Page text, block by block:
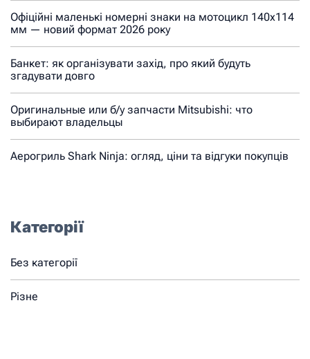
Офіційні маленькі номерні знаки на мотоцикл 140х114
мм — новий формат 2026 року
Банкет: як організувати захід, про який будуть
згадувати довго
Оригинальные или б/у запчасти Mitsubishi: что
выбирают владельцы
Аерогриль Shark Ninja: огляд, ціни та відгуки покупців
Категорії
Без категорії
Різне